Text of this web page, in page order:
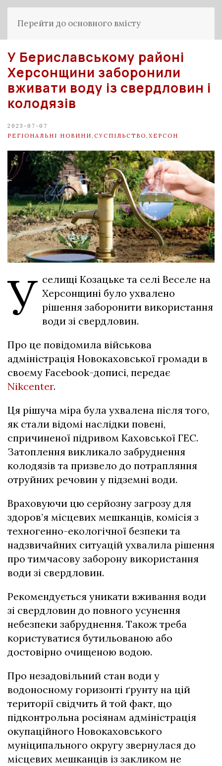
Перейти до основного вмісту
У Бериславському районі
Херсонщини заборонили
вживати воду із свердловин і
колодязів
2023-07-07
РЕГІОНАЛЬНІ НОВИНИ СУСПІЛЬСТВО ХЕРСОН
У селищі Козацьке та селі Веселе на
Херсонщині було ухвалено
рішення заборонити використання
води зі свердловин.
Про це повідомила військова
адміністрація Новокаховської громади в
своєму Facebook-дописі, передає
Nikcenter.
Ця рішуча міра була ухвалена після того,
як стали відомі наслідки повені,
спричиненої підривом Каховської ГЕС.
Затоплення викликало забруднення
колодязів та призвело до потрапляння
отруйних речовин у підземні води.
Враховуючи цю серйозну загрозу для
здоров’я місцевих мешканців, комісія з
техногенно-екологічної безпеки та
надзвичайних ситуацій ухвалила рішення
про тимчасову заборону використання
води зі свердловин.
Рекомендується уникати вживання води
зі свердловин до повного усунення
небезпеки забруднення. Також треба
користуватися бутильованою або
достовірно очищеною водою.
Про незадовільний стан води у
водоносному горизонті ґрунту на цій
території свідчить й той факт, що
підконтрольна росіянам адміністрація
окупаційного Новокаховського
муніципального округу звернулася до
місцевих мешканців із закликом не